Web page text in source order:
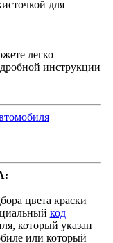
для
легко
инструкции
цвета краски
код
который указан
или который